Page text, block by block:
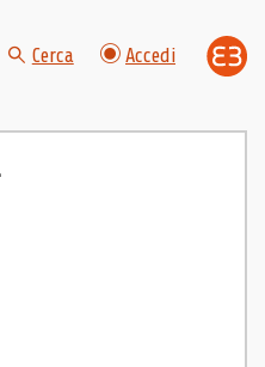
Cerca Accedi